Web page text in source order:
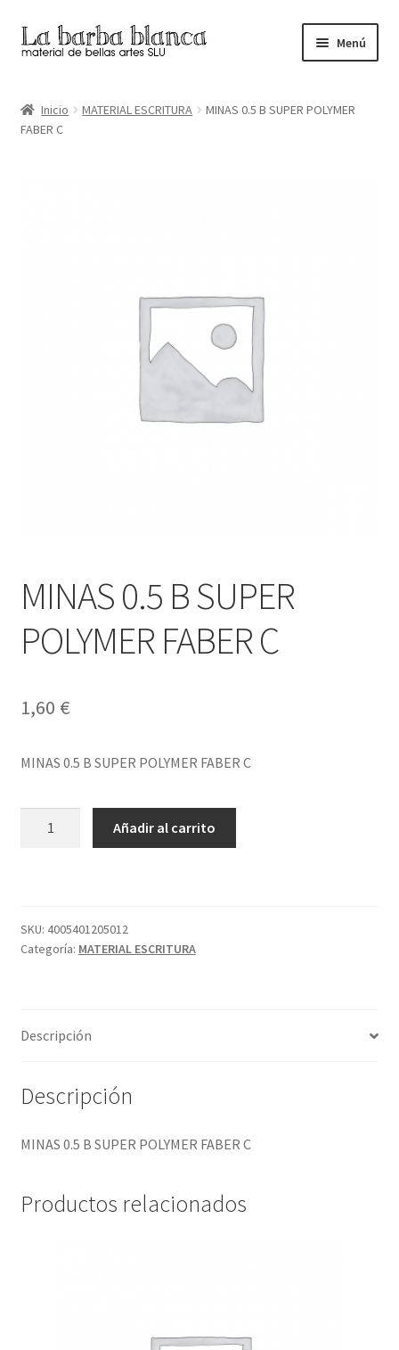
Ir
a
navegación
Ir
al
Menú
Carrito
Inicio MATERIAL ESCRITURA
MINAS 0.5 B SUPER POLYMER
FABER C
MINAS 0.5 B SUPER
POLYMER FABER C
1,60 €
MINAS 0.5 B SUPER POLYMER FABER C
FABER
C
Añadir al carrito
SKU: 4005401205012
Categoría: MATERIAL ESCRITURA
Descripción
Descripción
MINAS 0.5 B SUPER POLYMER FABER C
Productos relacionados